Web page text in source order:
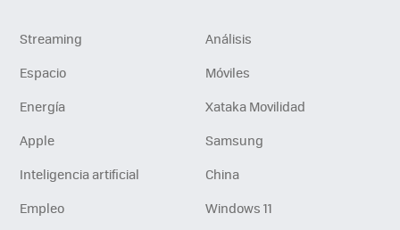
Streaming
Análisis
Espacio
Móviles
Energía
Xataka Movilidad
Apple
Samsung
Inteligencia artificial
China
Empleo
Windows 11